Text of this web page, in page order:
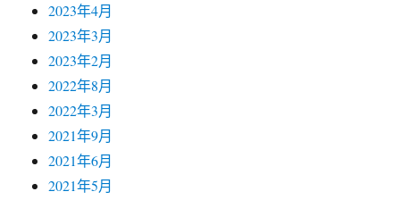
2023年4月
2023年3月
2023年2月
2022年8月
2022年3月
2021年9月
2021年6月
2021年5月